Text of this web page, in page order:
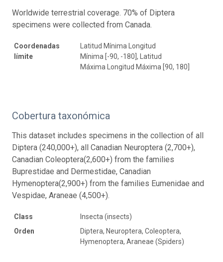
Worldwide terrestrial coverage. 70% of Diptera
specimens were collected from Canada.
Coordenadas
límite
Latitud Mínima Longitud
Mínima [-90, -180], Latitud
Máxima Longitud Máxima [90, 180]
Cobertura taxonómica
This dataset includes specimens in the collection of all
Diptera (240,000+), all Canadian Neuroptera (2,700+),
Canadian Coleoptera(2,600+) from the families
Buprestidae and Dermestidae, Canadian
Hymenoptera(2,900+) from the families Eumenidae and
Vespidae, Araneae (4,500+).
Class
Insecta (insects)
Orden
Diptera, Neuroptera, Coleoptera,
Hymenoptera, Araneae (Spiders)